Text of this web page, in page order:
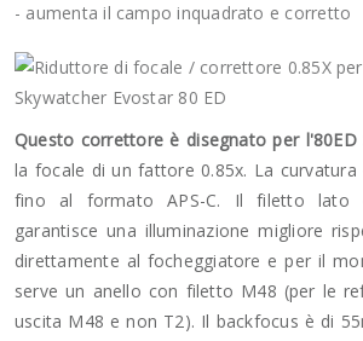
- aumenta il campo inquadrato e corretto
Questo correttore è disegnato per l'80ED
la focale di un fattore 0.85x. La
fino al formato APS-C. Il filetto lato
garantisce una illuminazione migliore
direttamente al focheggiatore e per il
serve un anello con filetto M48 (per le
uscita M48 e non T2). Il backfocus è di